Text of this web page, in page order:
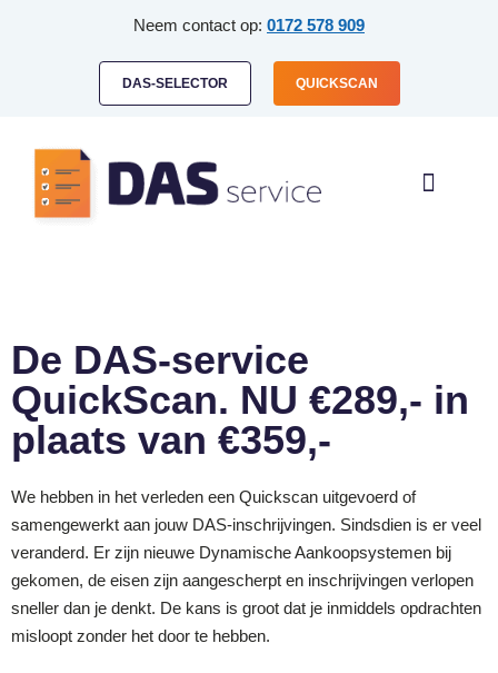
Neem contact op: 0172 578 909
DAS-SELECTOR QUICKSCAN
De DAS-service
QuickScan. NU €289,- in
plaats van €359,-
We hebben in het verleden een Quickscan uitgevoerd of
samengewerkt aan jouw DAS-inschrijvingen. Sindsdien is er veel
veranderd. Er zijn nieuwe Dynamische Aankoopsystemen bij
gekomen, de eisen zijn aangescherpt en inschrijvingen verlopen
sneller dan je denkt. De kans is groot dat je inmiddels opdrachten
misloopt zonder het door te hebben.